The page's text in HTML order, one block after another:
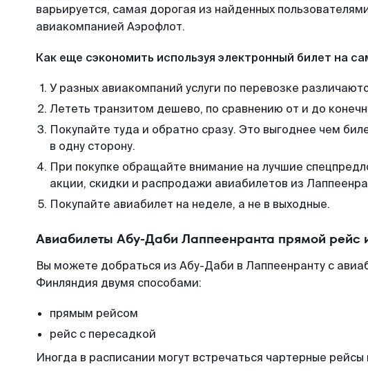
варьируется, самая дорогая из найденных
авиакомпанией Аэрофлот.
Как еще сэкономить используя электронный билет на
У разных авиакомпаний услуги по перевозке
Лететь транзитом дешево, по сравнению от и до
Покупайте туда и обратно сразу. Это выгоднее чем
в одну сторону.
При покупке обращайте внимание на лучшие
акции, скидки и распродажи авиабилетов из
Покупайте авиабилет на неделе, а не в выходные.
Авиабилеты Абу-Даби Лаппеенранта прямой рейс
Вы можете добраться из Абу-Даби в Лаппеенранту с
Финляндия двумя способами:
прямым рейсом
рейс с пересадкой
Иногда в расписании могут встречаться чартерные рейсы